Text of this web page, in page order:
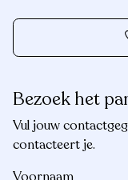
Bezoek het
Vul jouw
contacteert je.